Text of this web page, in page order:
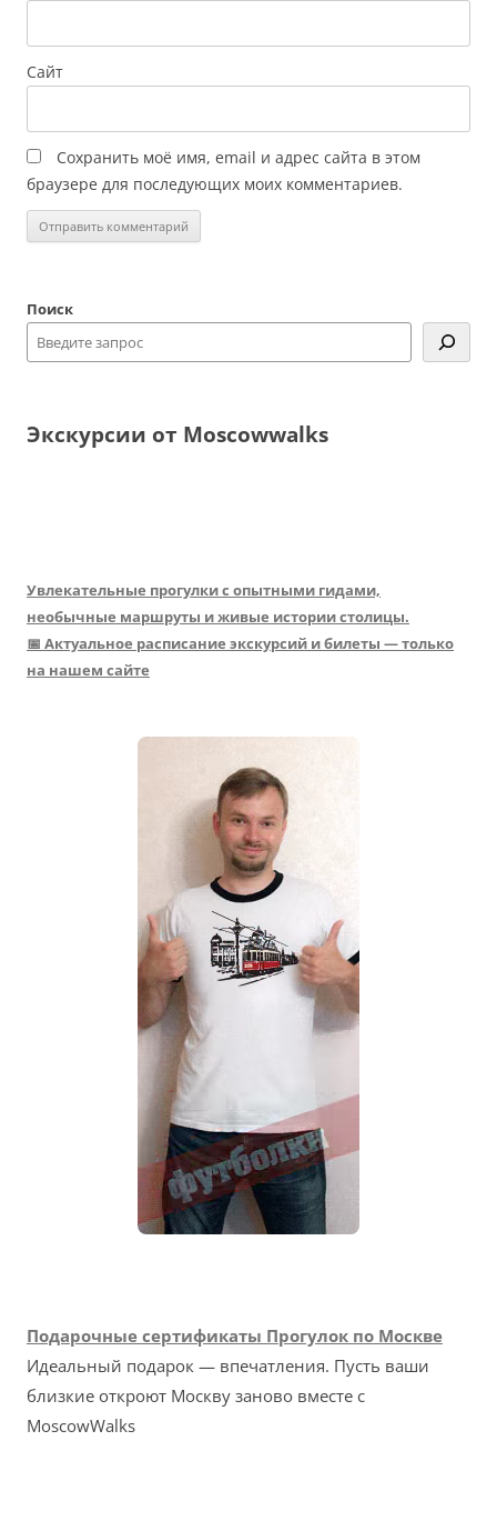
Сайт
Сохранить моё имя, email и адрес сайта в этом
браузере для последующих моих комментариев.
Поиск
Экскурсии от Moscowwalks
Увлекательные прогулки с опытными гидами,
необычные маршруты и живые истории столицы.
📅 Актуальное расписание экскурсий и билеты — только
на нашем сайте
Подарочные сертификаты Прогулок по Москве
Идеальный подарок — впечатления. Пусть ваши
близкие откроют Москву заново вместе с
MoscowWalks